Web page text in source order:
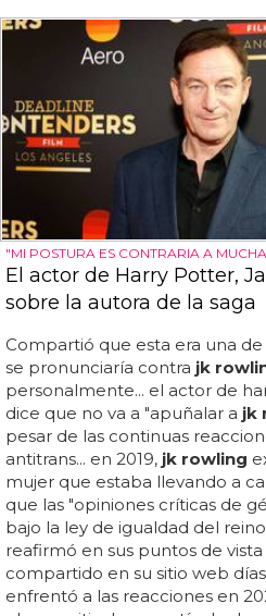
"MI POSTURA ES CONTRARIA A
El actor de Harry Potter,
sobre la autora de la saga
Compartió que esta era una
se pronunciaría contra jk
personalmente... el actor de
dice que no va a "apuñalar a jk
pesar de las continuas
antitrans... en 2019, jk rowling
mujer que estaba llevando a
que las "opiniones críticas de
bajo la ley de igualdad del reino
reafirmó en sus puntos de
compartido en su sitio web días
enfrentó a las reacciones en